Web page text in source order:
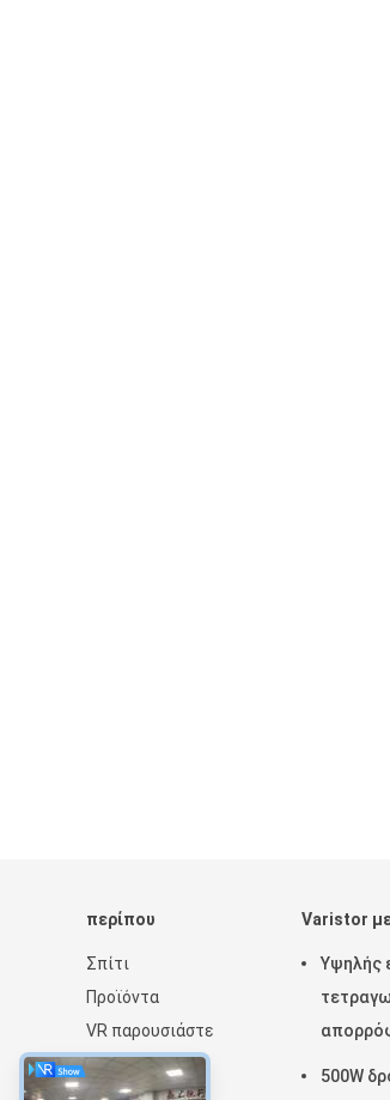
περίπου
Σπίτι
Προϊόντα
VR παρουσιάστε
Περίπου εμείς
Varistor
Υψηλής
500W